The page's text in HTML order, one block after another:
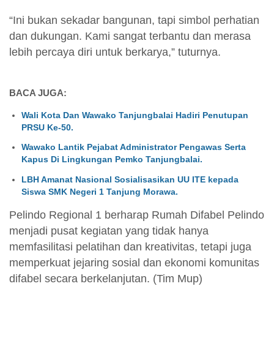
“Ini bukan sekadar bangunan, tapi simbol perhatian
dan dukungan. Kami sangat terbantu dan merasa
lebih percaya diri untuk berkarya,” tuturnya.
BACA JUGA:
Wali Kota Dan Wawako Tanjungbalai Hadiri Penutupan
PRSU Ke-50.
Wawako Lantik Pejabat Administrator Pengawas Serta
Kapus Di Lingkungan Pemko Tanjungbalai.
LBH Amanat Nasional Sosialisasikan UU ITE kepada
Siswa SMK Negeri 1 Tanjung Morawa.
Pelindo Regional 1 berharap Rumah Difabel Pelindo
menjadi pusat kegiatan yang tidak hanya
memfasilitasi pelatihan dan kreativitas, tetapi juga
memperkuat jejaring sosial dan ekonomi komunitas
difabel secara berkelanjutan. (Tim Mup)